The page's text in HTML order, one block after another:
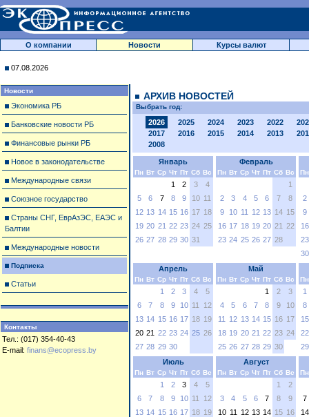
О компании Новости Курсы валют
07.08.2026
Новости
Экономика РБ
Банковские новости РБ
Финансовые рынки РБ
Новое в законодательстве
Международные связи
Союзное государство
Страны СНГ, ЕврАзЭС, ЕАЭС и
Балтии
Международные новости
Подписка
Статьи
Контакты
Тел.: (017) 354-40-43
E-mail: finans@ecopress.by
АРХИВ НОВОСТЕЙ
Выбрать год:
2026 2025 2024 2023 2022
2017
2016 2015 2014 2013
2008
Январь
Пн Вт Ср Чт Пт Сб Вс
1 2 3
4
5
6 7 8 9 10 11
12 13 14 15 16 17 18
19 20 21 22 23 24 25
26 27 28 29 30 31
Февраль
Пн Вт Ср Чт Пт Сб Вс
1
2
3 4 5 6 7
8
9
10 11 12 13 14 15
16 17 18 19 20 21 22
23 24 25 26 27 28
Пн
2
9
16
23
30
Апрель
Пн Вт Ср Чт Пт Сб Вс
1 2 3 4
5
6
7 8 9 10 11
12
13 14 15 16 17 18 19
20 21 22 23 24 25 26
27 28 29 30
Май
Пн Вт Ср Чт Пт Сб Вс
1 2
3
4
5 6 7 8 9
10
11
12 13 14 15 16 17
18 19 20 21 22 23 24
25 26 27 28 29 30
Пн
1
8
15
22
29
Июль
Пн Вт Ср Чт Пт Сб Вс
1 2 3 4
5
6
7 8 9 10 11
12
13 14 15 16 17 18 19
Август
Пн Вт Ср Чт Пт Сб Вс
1
2
3
4 5 6 7 8
9
10 11 12 13 14 15 16
Пн
7
14